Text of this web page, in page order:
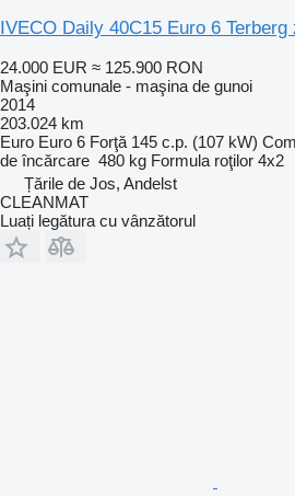
IVECO Daily 40C15 Euro 6 Terberg
24.000 EUR ≈ 125.900 RON
Maşini comunale - maşina de gunoi
2014
203.024 km
Euro Euro 6 Forţă 145 c.p. (107 kW)
de încărcare 480 kg Formula roţilor 4x2
Țările de Jos, Andelst
CLEANMAT
Luați legătura cu vânzătorul